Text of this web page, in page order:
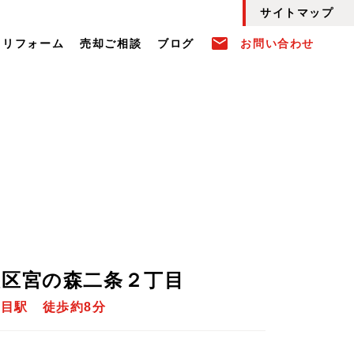
リフォーム 売却ご相談 ブログ email お問い合わせ
サイトマップ
宮の森二条２丁目
駅 徒歩約8分